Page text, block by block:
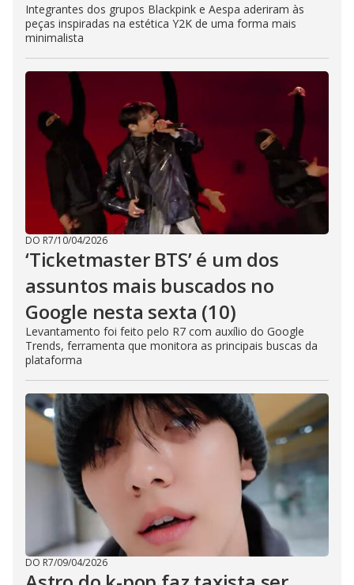
Integrantes dos grupos Blackpink e Aespa aderiram às
peças inspiradas na estética Y2K de uma forma mais
minimalista
DO R7/10/04/2026
‘Ticketmaster BTS’ é um dos
assuntos mais buscados no
Google nesta sexta (10)
Levantamento foi feito pelo R7 com auxílio do Google
Trends, ferramenta que monitora as principais buscas da
plataforma
DO R7/09/04/2026